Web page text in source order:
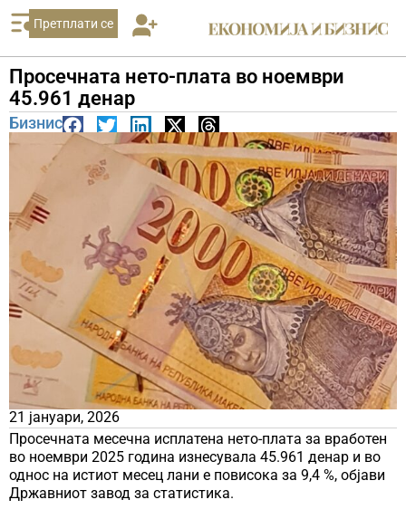
Претплати се
Просечната нето-плата во ноември
45.961 денар
Бизнис
21 јануари, 2026
Просечната месечна исплатена нето-плата за вработен
во ноември 2025 година изнесувала 45.961 денар и во
однос на истиот месец лани е повисока за 9,4 %, објави
Државниот завод за статистика.